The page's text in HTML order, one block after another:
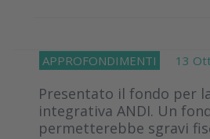
APPROFONDIMENTI 13
Presentato il fondo per
integrativa ANDI. Un
permetterebbe sgravi